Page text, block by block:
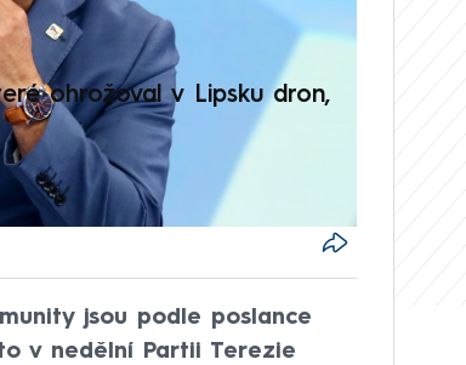
ohrožoval v Lipsku dron,
jsou podle poslance
v nedělní Partii Terezie